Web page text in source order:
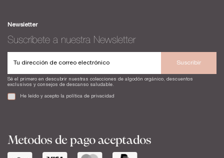
Newsletter
Suscríbete a nuestra Newsletter
Suscribir
Sé el primero en descubrir nuestras colecciones de algodón orgánico, descuentos
exclusivos y consejos de descanso saludable.
He leído y acepto la política de privacidad
Metodos de pago aceptados